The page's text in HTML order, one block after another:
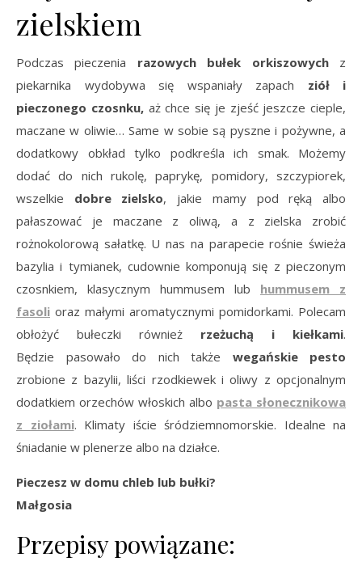
zielskiem
Podczas pieczenia razowych bułek orkiszowychz
piekarnika wydobywa się wspaniały zapach ziół i
pieczonego czosnku,aż chce się je zjeść jeszcze cieple,
maczane w oliwie… Same w sobie są pyszne i pożywne, a
dodatkowy obkład tylko podkreśla ich smak. Możemy
dodać do nich rukolę, paprykę, pomidory, szczypiorek,
wszelkie dobre zielsko, jakie mamy pod ręką albo
pałaszować je maczane z oliwą, a z zielska zrobić
rożnokolorową sałatkę. U nas na parapecie rośnie świeża
bazylia i tymianek, cudownie komponują się z pieczonym
czosnkiem, klasycznym hummusem lub hummusem z
fasoli oraz małymi aromatycznymi pomidorkami. Polecam
obłożyć bułeczki również rzeżuchą i kiełkami.
Będzie pasowało do nich także wegańskie pesto
zrobione z bazylii, liści rzodkiewek i oliwy z opcjonalnym
dodatkiem orzechów włoskich albo pasta słonecznikowa
z ziołami. Klimaty iście śródziemnomorskie. Idealne na
śniadanie w plenerze albo na działce.
Pieczesz w domu chleb lub bułki?
Małgosia
Przepisy powiązane: